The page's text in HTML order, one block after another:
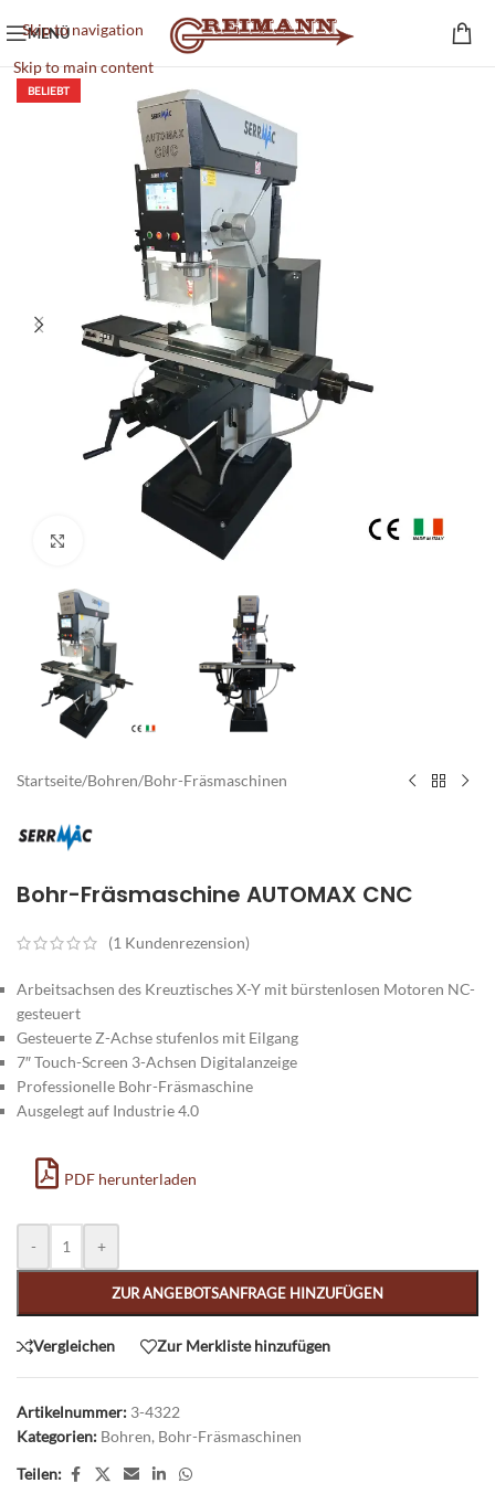
Skip to navigation
Skip to main content
MENÜ
BELIEBT
Zum Vergrößern klicken
Startseite/Bohren/Bohr-Fräsmaschinen
Bohr-Fräsmaschine AUTOMAX CNC
(1 Kundenrezension)
Arbeitsachsen des Kreuztisches X-Y mit bürstenlosen Motoren NC-
gesteuert
Gesteuerte Z-Achse stufenlos mit Eilgang
7″ Touch-Screen 3-Achsen Digitalanzeige
Professionelle Bohr-Fräsmaschine
Ausgelegt auf Industrie 4.0
PDF herunterladen
- +
ZUR ANGEBOTSANFRAGE HINZUFÜGEN
Vergleichen Zur Merkliste hinzufügen
Artikelnummer: 3-4322
Kategorien: Bohren, Bohr-Fräsmaschinen
Teilen: